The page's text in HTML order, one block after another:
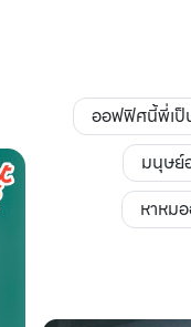
ออฟฟิศนี้พี่เป็
มนุษ
หาหม